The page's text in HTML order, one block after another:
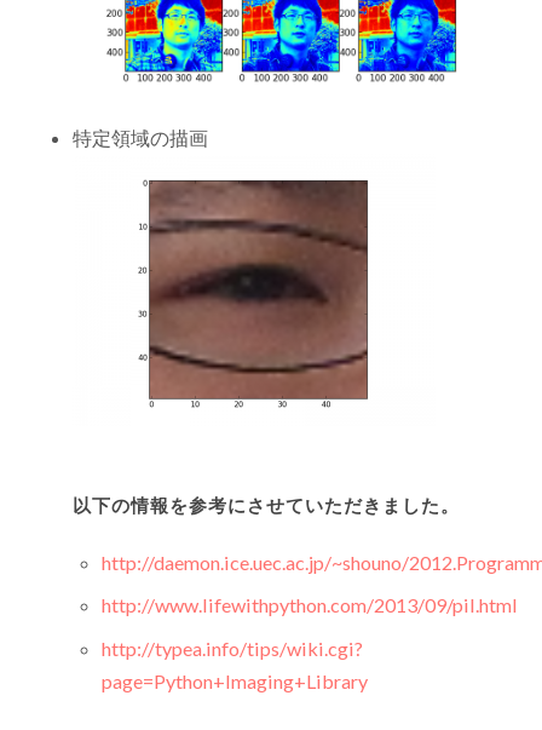
特定領域の描画
以下の情報を参考にさせていただきました。
http://daemon.ice.uec.ac.jp/~shouno/
http://www.lifewithpython.com/2013/09/pil.html
http://typea.info/tips/wiki.cgi?
page=Python+Imaging+Library